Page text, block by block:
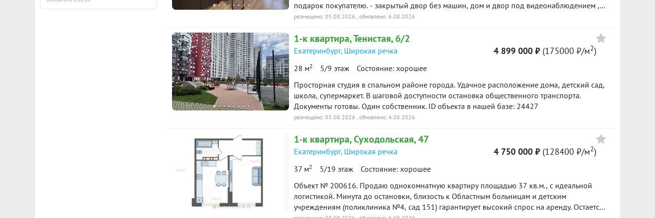
Школы и детские сады; Поликлиника и аптеки; Крупные супермаркеты («Перекресток»,
«Верный») и магазины у дома; Пекарни, кофейни, пункты выдачи заказов. Территория
двора закрыта от посторонних, оборудована детскими игровыми площадками и зонами
отдыха. Для автомобилистов предусмотрена гостевая парковка рядом с домом, парковка
для жильцов во дворе, а также платная стоянка в шаговой доступности. Квартира
идеально подойдет для комфортного проживания одного человека, пары или сдачи в
подарок покупателю. - закрытый двор без машин, дом и двор под видеонаблюдением ,
во дворе расположена детская площадка, зоны отдыха. - В шаговой доступности
ипотека возможна. ID объекта в нашей базе: 2264
размещено: 05.08.2026 , обновлено: 6.08.2026
1-к квартира, Тенистая, 6/2
Екатеринбург, Широкая речка
28 м2 5/9 этаж Состояние: хорошее
4 899 000 ₽ (175000 ₽/м2)
Просторная студия в спальном районе города. Удачное расположение дома, детский сад,
школа, супермаркет. В шаговой доступности остановка общественного транспорта.
Документы готовы. Один собственник. ID объекта в нашей базе: 24427
размещено: 03.08.2026 , обновлено: 4.08.2026
1-к квартира, Суходольская, 47
Екатеринбург, Широкая речка
37 м2 5/19 этаж Состояние: хорошее
4 750 000 ₽ (128400 ₽/м2)
Объект № 200616. Продаю однокомнатную квартиру площадью 37 кв.м., с идеальной
логистикой. Минута до остановки, близость к Областным больницам и детским
учреждениям (поликлиника №4, сад 151) гарантирует высокий спрос на аренду. Остается